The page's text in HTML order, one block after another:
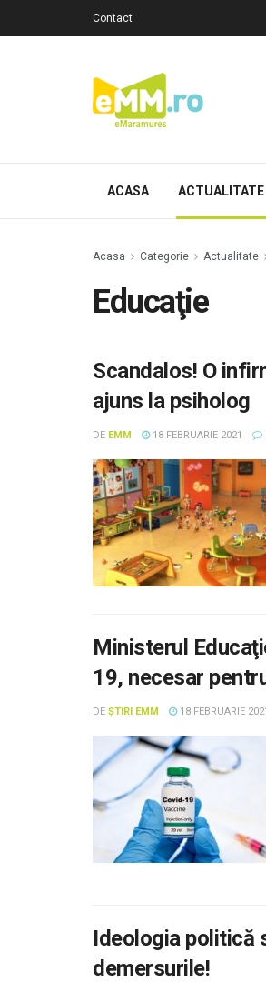
Contact
ACASA ACTUALITATE
Acasa Categorie Actualitate
Educaţie
Scandalos! O
ajuns la psiholog
DE EMM 18 FEBRUARIE 2021
Ministerul
19, necesar
DE ȘTIRI EMM 18 FEBRUARIE
Ideologia politică
demersurile!